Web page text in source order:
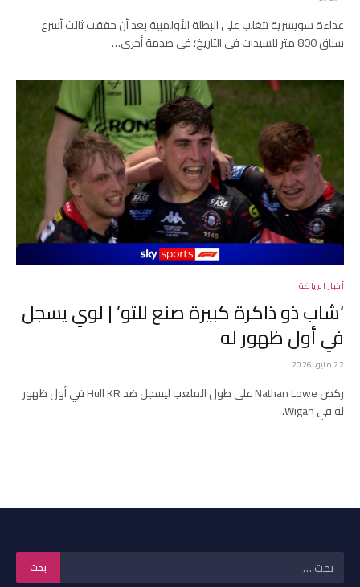
عداءة سويسرية تتغلب على البطلة الأولمبية بعد أن حققت ثالث أسرع
سباق 800 متر للسيدات في التاريخ؛ في صدمة أخرى…
أخبار الرياضة
‘شاب ذو ذاكرة كبيرة صنع للتو’ | لوي يسجل
في أول ظهور له
22 مايو، 2026
ركض Nathan Lowe على طول الملعب ليسجل ضد Hull KR في أول ظهور
له في Wigan.